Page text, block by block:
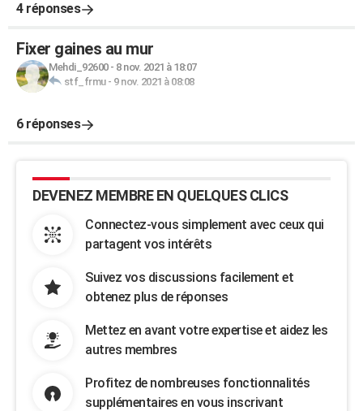
4 réponses
Fixer gaines au mur
Mehdi_92600- 8 nov. 2021 à 18:07
stf_frmu- 9 nov. 2021 à 08:08
6 réponses
DEVENEZ MEMBRE EN QUELQUES CLICS
Connectez-vous simplement avec ceux qui
partagent vos intérêts
Suivez vos discussions facilement et
obtenez plus de réponses
Mettez en avant votre expertise et aidez les
autres membres
Profitez de nombreuses fonctionnalités
supplémentaires en vous inscrivant